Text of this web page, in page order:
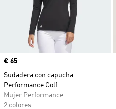
Precio
€ 65
Sudadera con capucha
Performance Golf
Mujer Performance
2 colores